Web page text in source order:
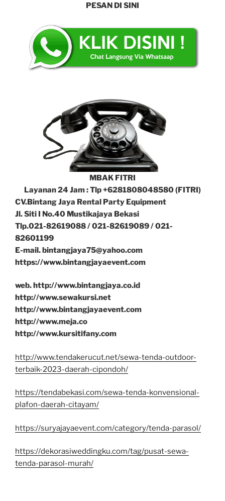
PESAN DI SINI
MBAK FITRI
Layanan 24 Jam : Tlp +6281808048580 (FITRI)
CV.Bintang Jaya Rental Party Equipment
Jl. Siti I No.40 Mustikajaya Bekasi
Tlp.021-82619088 / 021-82619089 / 021-
82601199
E-mail. bintangjaya75@yahoo.com
https://www.bintangjayaevent.com
web. http://www.bintangjaya.co.id
http://www.sewakursi.net
http://www.bintangjayaevent.com
http://www.meja.co
http://www.kursitifany.com
http://www.tendakerucut.net/sewa-tenda-outdoor-
terbaik-2023-daerah-cipondoh/
https://tendabekasi.com/sewa-tenda-konvensional-
plafon-daerah-citayam/
https://suryajayaevent.com/category/tenda-parasol/
https://dekorasiweddingku.com/tag/pusat-sewa-
tenda-parasol-murah/